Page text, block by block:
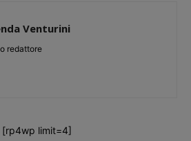
Venturini
redattore
[rp4wp limit=4]